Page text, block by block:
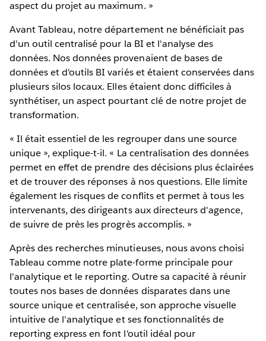
aspect du projet au maximum. »
Avant Tableau, notre département ne bénéficiait pas
d'un outil centralisé pour la BI et l'analyse des
données. Nos données provenaient de bases de
données et d'outils BI variés et étaient conservées dans
plusieurs silos locaux. Elles étaient donc difficiles à
synthétiser, un aspect pourtant clé de notre projet de
transformation.
« Il était essentiel de les regrouper dans une source
unique », explique-t-il. « La centralisation des données
permet en effet de prendre des décisions plus éclairées
et de trouver des réponses à nos questions. Elle limite
également les risques de conflits et permet à tous les
intervenants, des dirigeants aux directeurs d'agence,
de suivre de près les progrès accomplis. »
Après des recherches minutieuses, nous avons choisi
Tableau comme notre plate-forme principale pour
l'analytique et le reporting. Outre sa capacité à réunir
toutes nos bases de données disparates dans une
source unique et centralisée, son approche visuelle
intuitive de l'analytique et ses fonctionnalités de
reporting express en font l'outil idéal pour